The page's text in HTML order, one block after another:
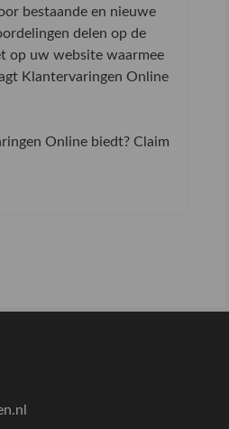
bestaande en nieuwe
delen op de
op uw website waarmee
Klantervaringen Online
Online biedt? Claim